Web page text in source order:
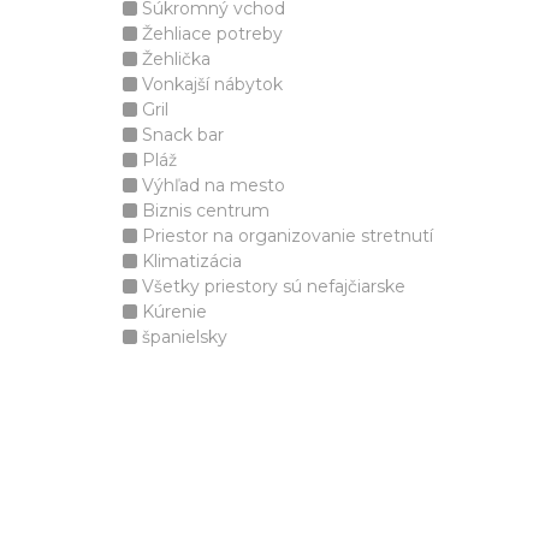
Súkromný vchod
Žehliace potreby
Žehlička
Vonkajší nábytok
Gril
Snack bar
Pláž
Výhľad na mesto
Biznis centrum
Priestor na organizovanie stretnutí
Klimatizácia
Všetky priestory sú nefajčiarske
Kúrenie
španielsky